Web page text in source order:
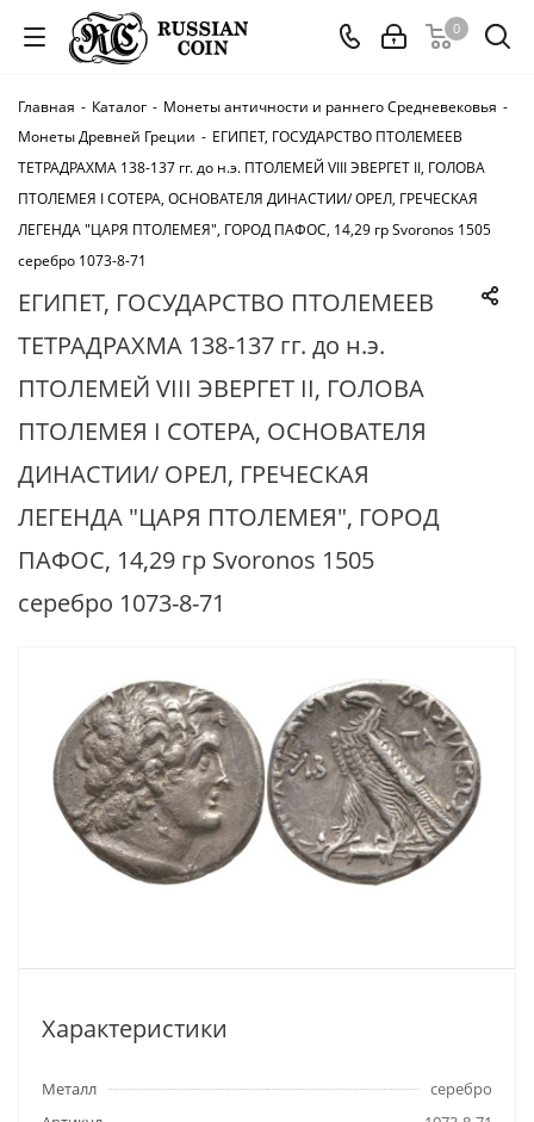
0
Главная - Каталог - Монеты античности и раннего Средневековья -
Монеты Древней Греции - ЕГИПЕТ, ГОСУДАРСТВО ПТОЛЕМЕЕВ
ТЕТРАДРАХМА 138-137 гг. до н.э. ПТОЛЕМЕЙ VIII ЭВЕРГЕТ II, ГОЛОВА
ПТОЛЕМЕЯ I СОТЕРА, ОСНОВАТЕЛЯ ДИНАСТИИ/ ОРЕЛ, ГРЕЧЕСКАЯ
ЛЕГЕНДА "ЦАРЯ ПТОЛЕМЕЯ", ГОРОД ПАФОС, 14,29 гр Svoronos 1505
серебро 1073-8-71
ЕГИПЕТ, ГОСУДАРСТВО ПТОЛЕМЕЕВ
ТЕТРАДРАХМА 138-137 гг. до н.э.
ПТОЛЕМЕЙ VIII ЭВЕРГЕТ II, ГОЛОВА
ПТОЛЕМЕЯ I СОТЕРА, ОСНОВАТЕЛЯ
ДИНАСТИИ/ ОРЕЛ, ГРЕЧЕСКАЯ
ЛЕГЕНДА "ЦАРЯ ПТОЛЕМЕЯ", ГОРОД
ПАФОС, 14,29 гр Svoronos 1505
серебро 1073-8-71
Характеристики
Металл
серебро